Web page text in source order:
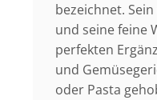
bezeichnet.
und seine feine
perfekten
und
oder Pasta